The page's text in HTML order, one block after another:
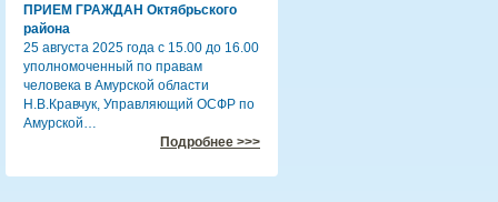
ПРИЕМ ГРАЖДАН Октябрьского
района
25 августа 2025 года с 15.00 до 16.00
уполномоченный по правам
человека в Амурской области
Н.В.Кравчук, Управляющий ОСФР по
Амурской…
Подробнее >>>